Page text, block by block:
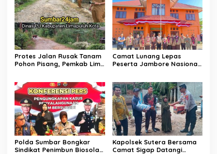
Protes Jalan Rusak Tanam
Pohon Pisang, Pemkab Lima
Direalisasikan
Camat Lunang Lepas
Peserta Jambore Nasional
Polda Sumbar Bongkar
Sindikat Penimbun Biosolar
Kapolsek Sutera Bersama
Camat Sigap Datangi